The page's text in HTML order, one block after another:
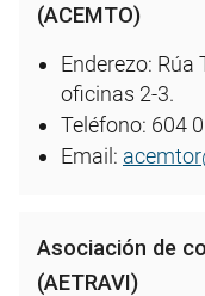
(ACEMTO)
Enderezo: Rúa
oficinas 2-3.
Teléfono: 604
Email:
Asociación de
(AETRAVI)